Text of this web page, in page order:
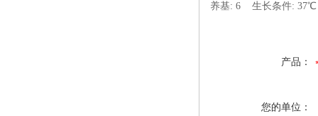
养基: 6 生长条件:
产品：
您的单位：